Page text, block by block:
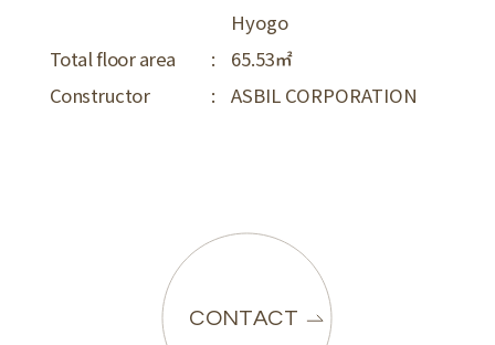
Hyogo
Total floor area
:
65.53
Constructor
: ASBIL CORPORATION
CONTACT